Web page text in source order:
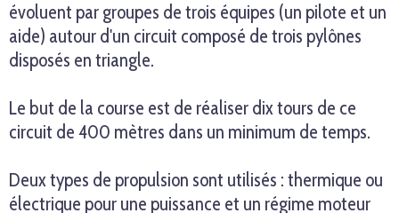
évoluent par groupes de trois équipes (un pilote et un
aide) autour d'un circuit composé de trois pylônes
disposés en triangle.
Le but de la course est de réaliser dix tours de ce
circuit de 400 mètres dans un minimum de temps.
Deux types de propulsion sont utilisés : thermique ou
électrique pour une puissance et un régime moteur